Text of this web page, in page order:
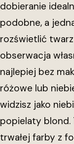
dobieranie
podobne, a
rozświetlić
obserwacja
najlepiej bez
różowe lub
widzisz jako
popielaty blond.
trwałej farby z